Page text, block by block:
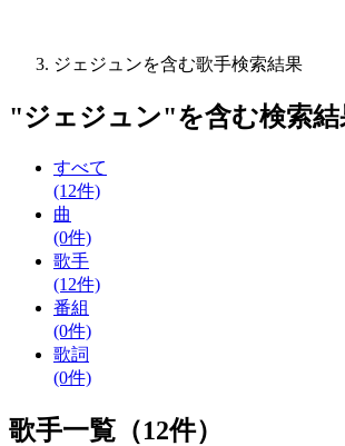
ジェジュンを含む歌手検索結果
"ジェジュン"を含む検索結
すべて
(12件)
曲
(0件)
歌手
(12件)
番組
(0件)
歌詞
(0件)
歌手一覧（12件）